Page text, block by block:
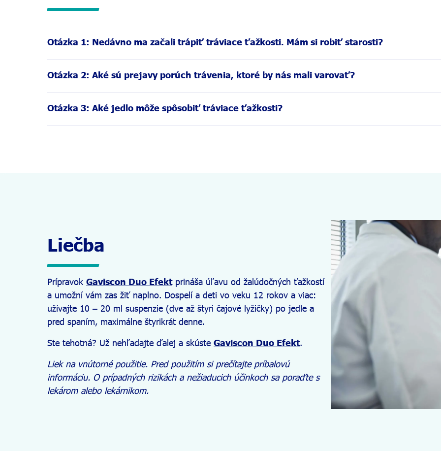
Otázka 1: Nedávno ma začali trápiť tráviace ťažkosti. Mám si robiť starosti?
Tráviace ťažkosti môžu udrieť kedykoľvek a príčinou môže byť zmena v strave, nadmerný stres alebo iný
vaše ťažkosti pretrvávajú dlhšiu dobu, poraďte sa so svojím lekárom alebo lekárnikom.
Otázka 2: Aké sú prejavy porúch trávenia, ktoré by nás mali varovať?
Žalúdočná nevoľnosť môže zahŕňať čokoľvek od nepríjemných pocitov až po bolesti v bruchu, zápchu alebo
nadúvanie, nadmernú plynatosť, nevoľnosť alebo zápchu.
Otázka 3: Aké jedlo môže spôsobiť tráviace ťažkosti?
Liečba
Prípravok Gaviscon Duo Efektprináša úľavu od žalúdočných ťažkostí
a umožní vám zas žiť naplno. Dospelí a deti vo veku 12 rokov a viac:
užívajte 10 – 20 ml suspenzie (dve až štyri čajové lyžičky) po jedle a
pred spaním, maximálne štyrikrát denne.
Ste tehotná? Už nehľadajte ďalej a skúste Gaviscon Duo Efekt.
Liek na vnútorné použitie. Pred použitím si prečítajte príbalovú
informáciu. O prípadných rizikách a nežiaducich účinkoch sa poraďte s
lekárom alebo lekárnikom.